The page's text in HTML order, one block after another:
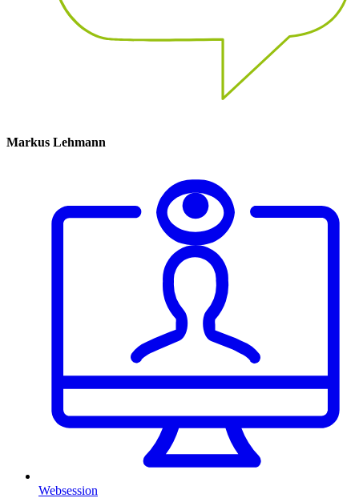
Markus Lehmann
Websession